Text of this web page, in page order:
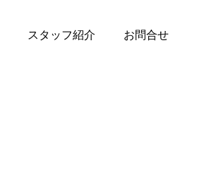
スタッフ紹介 お問合せ